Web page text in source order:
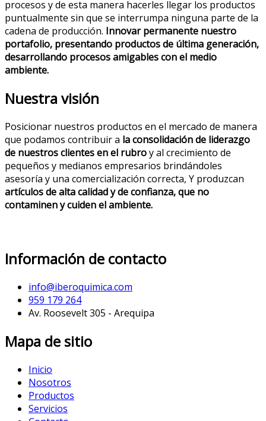
procesos y de esta manera hacerles llegar los productos
puntualmente sin que se interrumpa ninguna parte de la
cadena de producción. Innovar permanente nuestro
portafolio, presentando productos de última generación,
desarrollando procesos amigables con el medio
ambiente.
Nuestra visión
Posicionar nuestros productos en el mercado de manera
que podamos contribuir a la consolidación de liderazgo
de nuestros clientes en el rubroy al crecimiento de
pequeños y medianos empresarios brindándoles
asesoría y una comercialización correcta, Y produzcan
artículos de alta calidad y de confianza, que no
contaminen y cuiden el ambiente.
Información de contacto
info@iberoquimica.com
959 179 264
Av. Roosevelt 305 - Arequipa
Mapa de sitio
Inicio
Nosotros
Productos
Servicios